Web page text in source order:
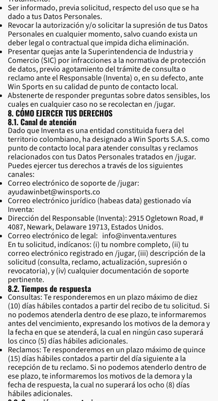
Ser informado, previa solicitud, respecto del uso que se ha
dado a tus Datos Personales.
Revocar la autorización y/o solicitar la supresión de tus Datos
Personales en cualquier momento, salvo cuando exista un
deber legal o contractual que impida dicha eliminación.
Presentar quejas ante la Superintendencia de Industria y
Comercio (SIC) por infracciones a la normativa de protección
de datos, previo agotamiento del trámite de consulta o
reclamo ante el Responsable (Inventa) o, en su defecto, ante
Win Sports en su calidad de punto de contacto local.
Abstenerte de responder preguntas sobre datos sensibles, los
cuales en cualquier caso no se recolectan en /jugar.
8. CÓMO EJERCER TUS DERECHOS
8.1. Canal de atención
Dado que Inventa es una entidad constituida fuera del
territorio colombiano, ha designado a Win Sports S.A.S. como
punto de contacto local para atender consultas y reclamos
relacionados con tus Datos Personales tratados en /jugar.
Puedes ejercer tus derechos a través de los siguientes
canales:
Correo electrónico de soporte de /jugar:
ayudawinbet@winsports.co
Correo electrónico jurídico (habeas data) gestionado vía
Inventa:
Dirección del Responsable (Inventa): 2915 Ogletown Road, #
4087, Newark, Delaware 19713, Estados Unidos.
Correo electrónico de legal: info@inventa.ventures
En tu solicitud, indícanos: (i) tu nombre completo, (ii) tu
correo electrónico registrado en /jugar, (iii) descripción de la
solicitud (consulta, reclamo, actualización, supresión o
revocatoria), y (iv) cualquier documentación de soporte
pertinente.
8.2. Tiempos de respuesta
Consultas: Te responderemos en un plazo máximo de diez
(10) días hábiles contados a partir del recibo de tu solicitud. Si
no podemos atenderla dentro de ese plazo, te informaremos
antes del vencimiento, expresando los motivos de la demora y
la fecha en que se atenderá, la cual en ningún caso superará
los cinco (5) días hábiles adicionales.
Reclamos: Te responderemos en un plazo máximo de quince
(15) días hábiles contados a partir del día siguiente a la
recepción de tu reclamo. Si no podemos atenderlo dentro de
ese plazo, te informaremos los motivos de la demora y la
fecha de respuesta, la cual no superará los ocho (8) días
hábiles adicionales.